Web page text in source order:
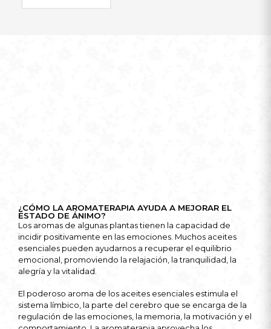
¿CÓMO LA AROMATERAPIA AYUDA A MEJORAR EL
ESTADO DE ÁNIMO?
Los aromas de algunas plantas tienen la capacidad de
incidir positivamente en las emociones. Muchos aceites
esenciales pueden ayudarnos a recuperar el equilibrio
emocional, promoviendo la relajación, la tranquilidad, la
alegría y la vitalidad.
El poderoso aroma de los aceites esenciales estimula el
sistema límbico, la parte del cerebro que se encarga de la
regulación de las emociones, la memoria, la motivación y el